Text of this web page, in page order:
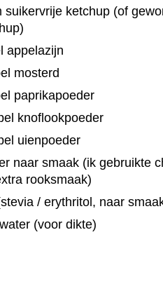
suikervrije ketchup (of
appelazijn
mosterd
paprikapoeder
knoflookpoeder
uienpoeder
naar smaak (ik gebruikte
rooksmaak)
/ erythritol, naar
(voor dikte)